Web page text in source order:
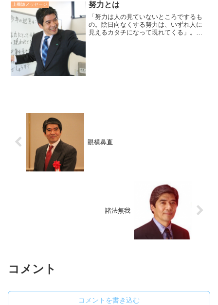
上機嫌メッセージ 努力とは
「努力は人の見ていないところでするも
の。陰日向なくする努力は、いずれ人に
見えるカタチになって現れてくる」。
眼横鼻直
諸法無我
コメント
コメントを書き込む